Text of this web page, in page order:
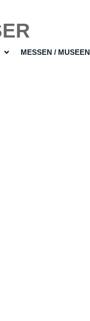
MESSEN / MUSEEN